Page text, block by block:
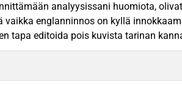
analyysissani huomiota,
vaikka englanninnos on kyllä
tapa editoida pois kuvista tarinan